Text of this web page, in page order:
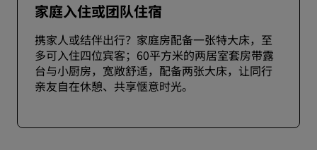
家庭入住或团队住宿
携家人或结伴出行？家庭房配备一张特大床，至
多可入住四位宾客；60平方米的两居室套房带露
台与小厨房，宽敞舒适，配备两张大床，让同行
亲友自在休憩、共享惬意时光。